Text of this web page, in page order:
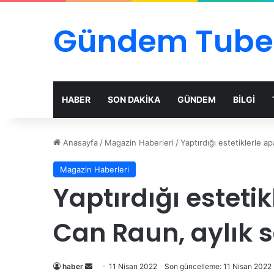
Gündem Tube
HABER SON DAKİKA GÜNDEM BİLGİ
Anasayfa / Magazin Haberleri /Yaptırdığı estetiklerle
Magazin Haberleri
Yaptırdığı
Can Raun, aylık
haber
Bir
11 Nisan 2022 Son güncelleme: 11 Nisan 2022